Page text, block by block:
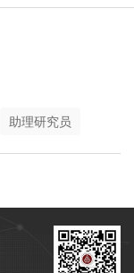
助理研究员